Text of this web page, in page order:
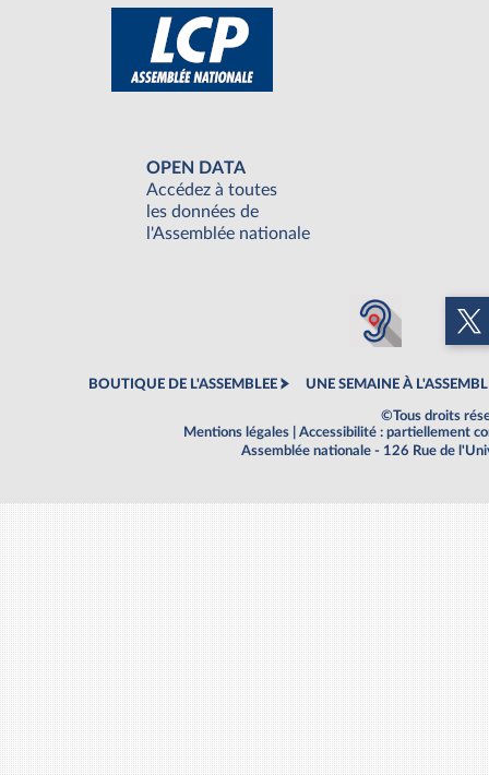
OPEN DATA
Accédez à toutes
les données de
l'Assemblée nationale
BOUTIQUE DE L'ASSEMBLEE UNE SEMAINE À
©Tous droits
Mentions légales
Accessibilité : partiellement
Assemblée nationale - 126 Rue de